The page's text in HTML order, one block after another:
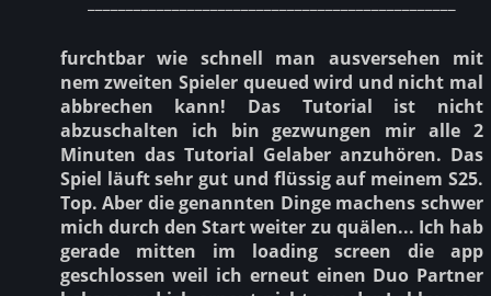
furchtbar wie schnell man ausversehen mit
nem zweiten Spieler queued wird und nicht mal
abbrechen kann! Das Tutorial ist nicht
abzuschalten ich bin gezwungen mir alle 2
Minuten das Tutorial Gelaber anzuhören. Das
Spiel läuft sehr gut und flüssig auf meinem S25.
Top. Aber die genannten Dinge machens schwer
mich durch den Start weiter zu quälen... Ich hab
gerade mitten im loading screen die app
geschlossen weil ich erneut einen Duo Partner